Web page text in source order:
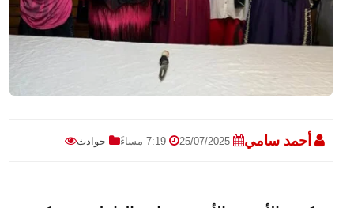
أحمد سامي 25/07/2025 7:19 مساءً حوادث